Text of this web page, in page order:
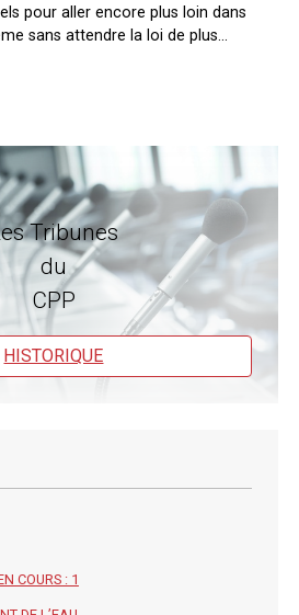
pour aller encore plus loin dans
sans attendre la loi de plus…
Tribunes
du
CPP
HISTORIQUE
COURS : 1